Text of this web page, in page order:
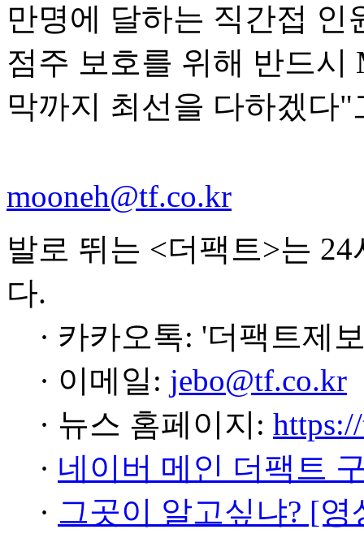
만명에 달하는 직간접
점주 보호를 위해 반드
막까지 최선을 다하겠다"
mooneh@tf.co.kr
발로 뛰는 <더팩트>는
다.
· 카카오톡: '더팩트제
· 이메일: jebo@tf.co.kr
· 뉴스 홈페이지:
· 네이버 메인 더팩트
· 그곳이 알고싶냐? [